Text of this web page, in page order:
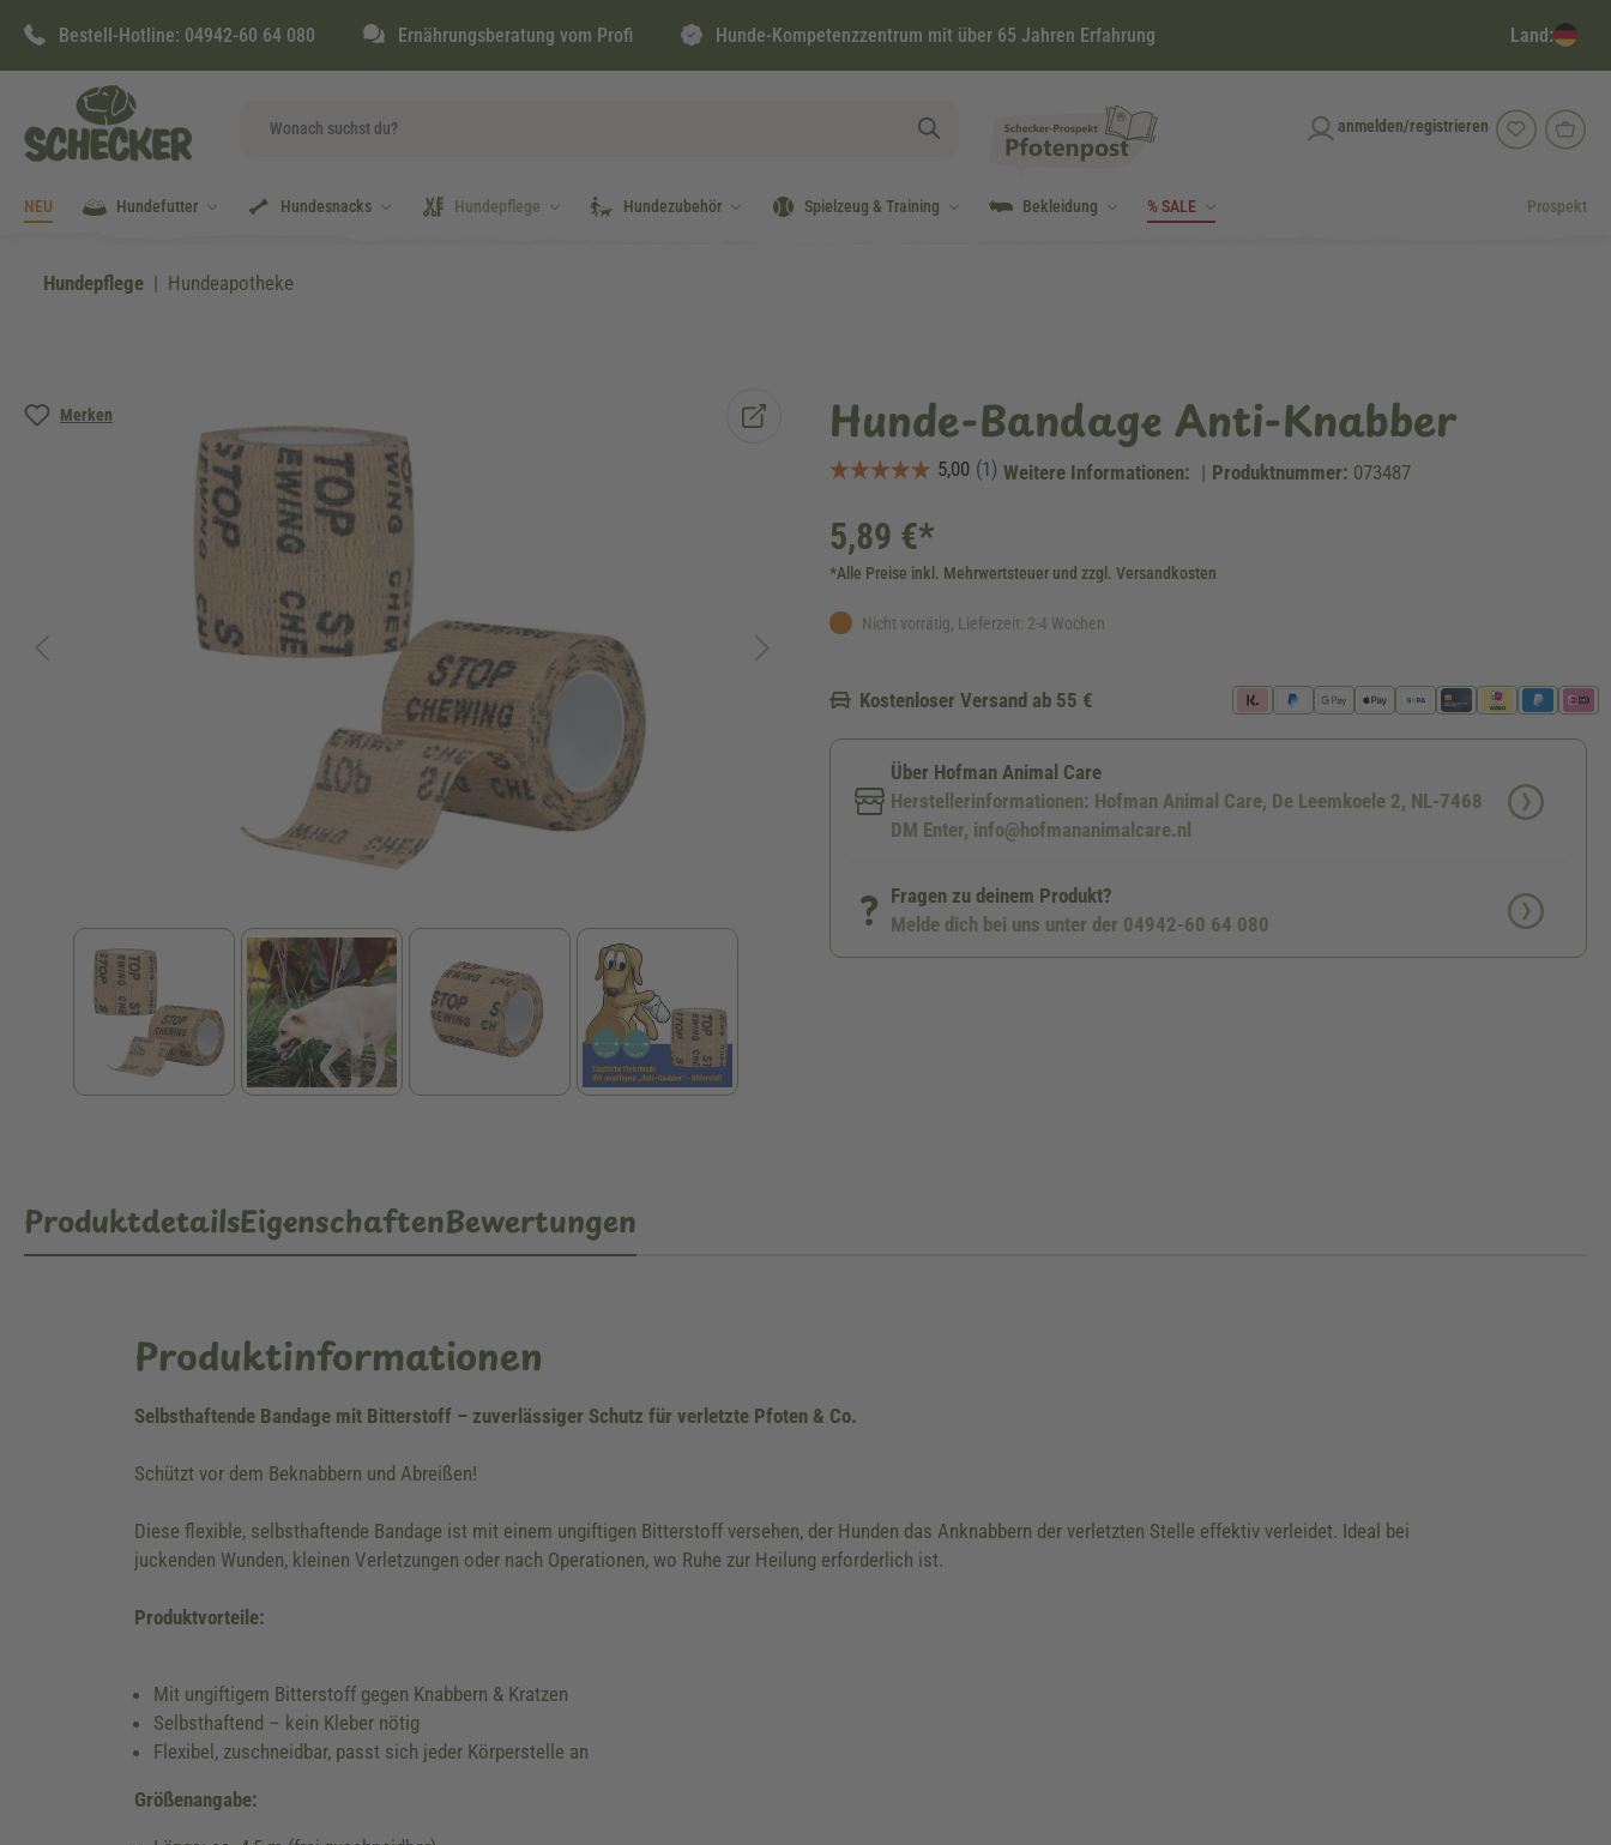
Zur Hauptnavigation springen
Bestell-Hotline: 04942-60 64 080 Ernährungsberatung vom Profi Hunde-Kompetenzzentrum mit über 65 Jahren Erfahrung Land:
anmelden/registrieren
NEU Hundefutter Hundesnacks Hundepflege Hundezubehör Spielzeug & Training Bekleidung % SALE Prospekt
Hundepflege Hundeapotheke
Merken
Bildergalerie überspringen Hunde-Bandage Anti-Knabber
Weitere Informationen: | Produktnummer: 073487
5,89 €*
*Alle Preise inkl. Mehrwertsteuer und zzgl. Versandkosten
Nicht vorrätig, Lieferzeit: 2-4 Wochen
Kostenloser Versand ab 55 €
Über Hofman Animal Care
Herstellerinformationen: Hofman Animal Care, De Leemkoele 2, NL-7468
DM Enter, info@hofmananimalcare.nl
Fragen zu deinem Produkt?
Melde dich bei uns unter der 04942-60 64 080
ProduktdetailsEigenschaftenBewertungen
Produktinformationen
Selbsthaftende Bandage mit Bitterstoff – zuverlässiger Schutz für verletzte Pfoten & Co.
Schützt vor dem Beknabbern und Abreißen!
Diese flexible, selbsthaftende Bandage ist mit einem ungiftigen Bitterstoff versehen, der Hunden das Anknabbern der verletzten Stelle effektiv verleidet. Ideal bei
juckenden Wunden, kleinen Verletzungen oder nach Operationen, wo Ruhe zur Heilung erforderlich ist.
Produktvorteile:
Mit ungiftigem Bitterstoff gegen Knabbern & Kratzen
Selbsthaftend – kein Kleber nötig
Flexibel, zuschneidbar, passt sich jeder Körperstelle an
Größenangabe: